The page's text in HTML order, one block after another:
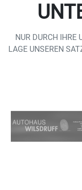
NUR DURCH IHRE
LAGE UNSEREN